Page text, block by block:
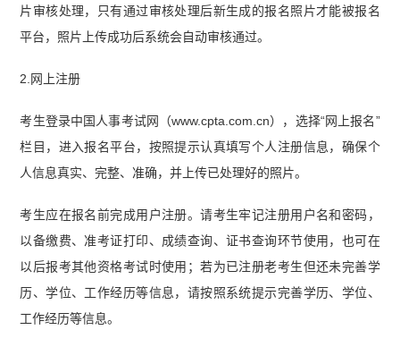
片审核处理，只有通过审核处理后新生成的报名照片才能被报名
平台，照片上传成功后系统会自动审核通过。
2.网上注册
考生登录中国人事考试网（www.cpta.com.cn），选择“网上报名”
栏目，进入报名平台，按照提示认真填写个人注册信息，确保个
人信息真实、完整、准确，并上传已处理好的照片。
考生应在报名前完成用户注册。请考生牢记注册用户名和密码，
以备缴费、准考证打印、成绩查询、证书查询环节使用，也可在
以后报考其他资格考试时使用；若为已注册老考生但还未完善学
历、学位、工作经历等信息，请按照系统提示完善学历、学位、
工作经历等信息。